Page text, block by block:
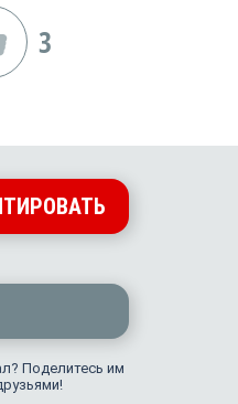
3
Поделитесь им